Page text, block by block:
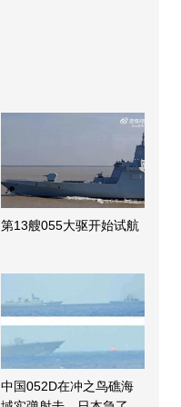
第13艘055大驱开始试航
中国052D在冲之鸟礁海